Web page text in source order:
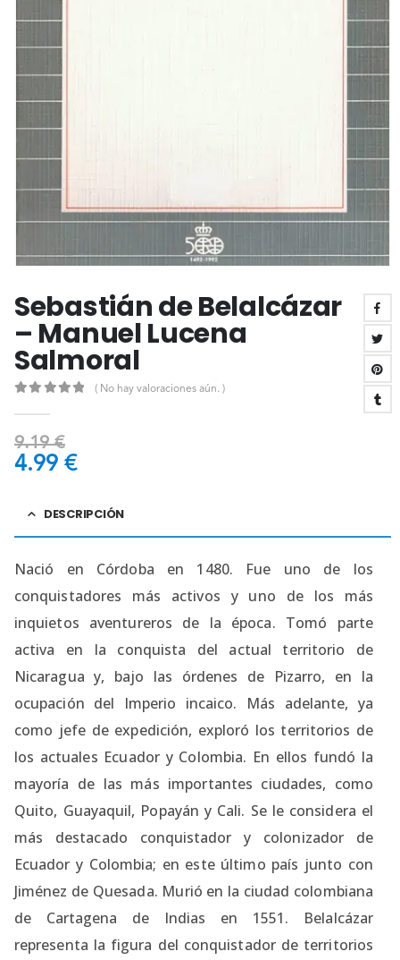
Sebastián de Belalcázar
– Manuel Lucena
Salmoral
( No hay valoraciones aún. )
9.19€
4.99 €
DESCRIPCIÓN
Nació en Córdoba en 1480. Fue uno de los
conquistadores más activos y uno de los más
inquietos aventureros de la época. Tomó parte
activa en la conquista del actual territorio de
Nicaragua y, bajo las órdenes de Pizarro, en la
ocupación del Imperio incaico. Más adelante, ya
como jefe de expedición, exploró los territorios de
los actuales Ecuador y Colombia. En ellos fundó la
mayoría de las más importantes ciudades, como
Quito, Guayaquil, Popayán y Cali. Se le considera el
más destacado conquistador y colonizador de
Ecuador y Colombia; en este último país junto con
Jiménez de Quesada. Murió en la ciudad colombiana
de Cartagena de Indias en 1551. Belalcázar
representa la figura del conquistador de territorios